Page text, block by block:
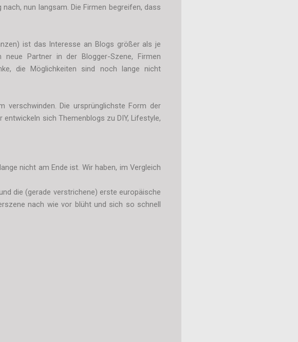
nun langsam. Die Firmen begreifen, dass
ist das Interesse an Blogs größer als je
Partner in der Blogger-Szene, Firmen
die Möglichkeiten sind noch lange nicht
verschwinden. Die ursprünglichste Form der
sich Themenblogs zu DIY, Lifestyle,
nicht am Ende ist. Wir haben, im Vergleich
die (gerade verstrichene) erste europäische
nach wie vor blüht und sich so schnell